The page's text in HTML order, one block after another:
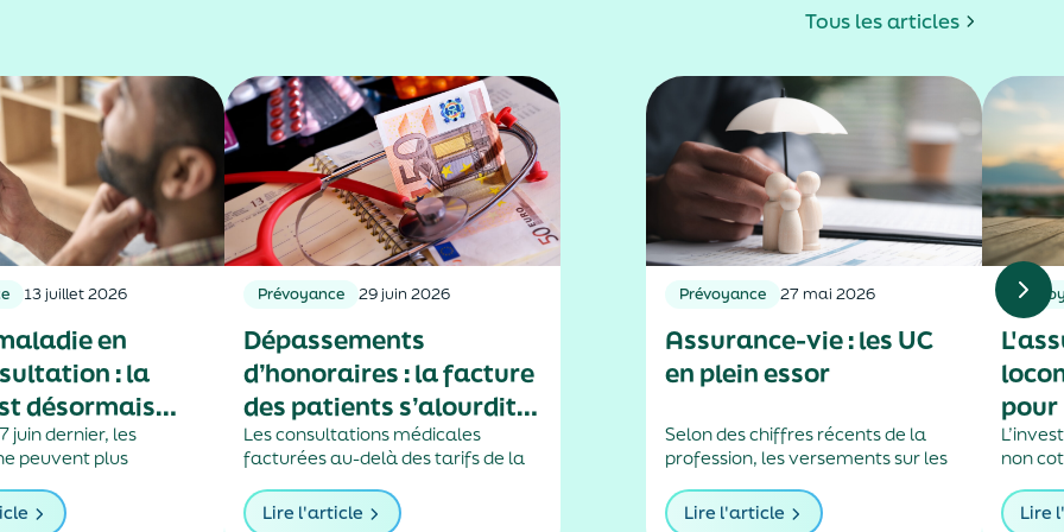
Tous les articles
13 juillet 2026
en
: la
désormais
trois jours
juin dernier, les
peuvent plus
de plus de trois
Prévoyance 29 juin 2026
Dépassements
d’honoraires : la facture
des patients s’alourdit
année après année
Les consultations médicales
facturées au-delà des tarifs de la
plus de 5 % par an, alimentés par
Lire l'article
Prévoyance 27 mai 2026
Assurance-vie : les UC
en plein essor
Selon des chiffres récents de la
profession, les versements sur les
plus de 13 % l’an dernier.
Lire l'article
non
Lire